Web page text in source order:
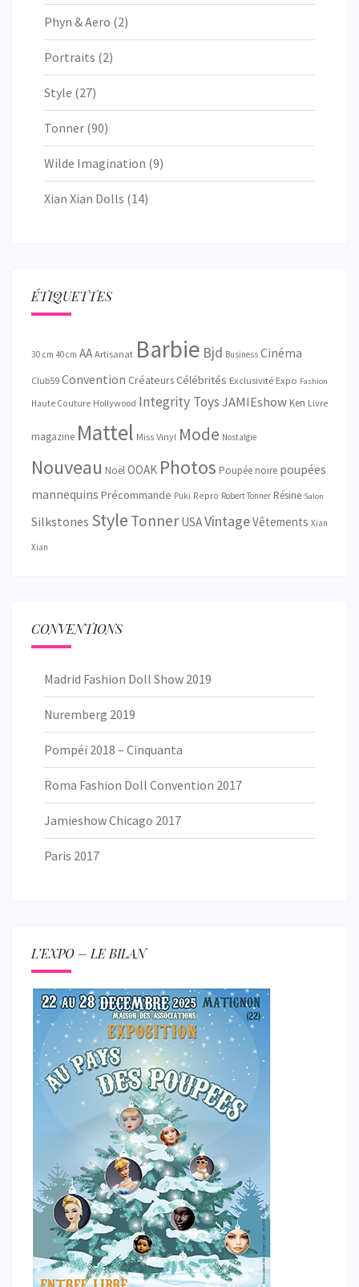
Phyn & Aero (2)
Portraits (2)
Style (27)
Tonner (90)
Wilde Imagination (9)
Xian Xian Dolls (14)
ÉTIQUETTES
30 cm 40 cm AA Artisanat Barbie Bjd Business Cinéma
Club59 Convention CréateursCélébrités Exclusivité Expo Fashion
Haute Couture Hollywood Integrity ToysJAMIEshow Ken Livre
magazine Mattel Miss Vinyl Mode Nostalgie
Nouveau NoëlOOAK Photos Poupée noire poupées
mannequins Précommande Puki Repro Robert Tonner Résine Salon
Silkstones Style Tonner USAVintageVêtements Xian
Xian
CONVENTIONS
Madrid Fashion Doll Show 2019
Nuremberg 2019
Pompéi 2018 – Cinquanta
Roma Fashion Doll Convention 2017
Jamieshow Chicago 2017
Paris 2017
L’EXPO – LE BILAN